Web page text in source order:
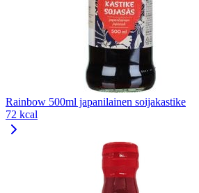
Rainbow 500ml japanilainen soijakastike
72 kcal